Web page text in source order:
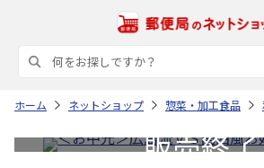
ホーム ネットショップ 惣菜・加工食品